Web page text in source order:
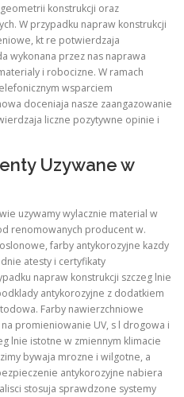
konstrukcji oraz
W przypadku napraw konstrukcji
kt re potwierdzaja
wykonana przez nas naprawa
i robocizne. W ramach
wsparciem
doceniaja nasze zaangazowanie
liczne pozytywne opinie i
Uzywane w
uzywamy wylacznie material w
renomowanych producent w.
farby antykorozyjne kazdy
atesty i certyfikaty
napraw konstrukcji szczeg lnie
antykorozyjne z dodatkiem
Farby nawierzchniowe
promieniowanie UV, s l drogowa i
lnie istotne w zmiennym klimacie
bywaja mrozne i wilgotne, a
antykorozyjne nabiera
stosuja sprawdzone systemy